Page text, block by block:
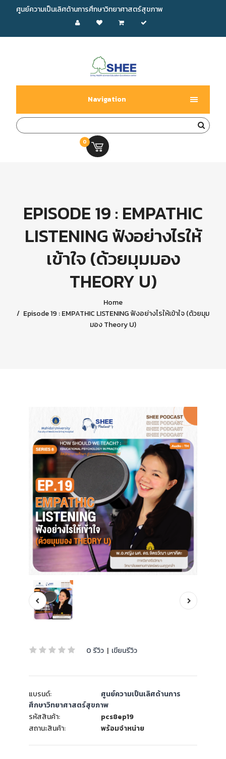
ศูนย์ความเป็นเลิศด้านการศึกษาวิทยาศาสตร์สุขภาพ
Navigation
0
EPISODE 19 : EMPATHIC
LISTENING ฟังอย่างไรให้
เข้าใจ (ด้วยมุมมอง
THEORY U)
Home
Episode 19 : EMPATHIC LISTENING ฟังอย่างไรให้เข้าใจ (ด้วยมุม
มอง Theory U)
0 รีวิว | เขียนรีวิว
แบรนด์:
ศูนย์ความเป็นเลิศด้านการ
ศึกษาวิทยาศาสตร์สุขภาพ
รหัสสินค้า:
pcs8ep19
สถานะสินค้า:
พร้อมจำหน่าย